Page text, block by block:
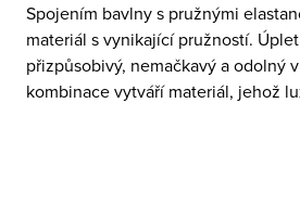
Spojením bavlny s pružnými
materiál s vynikající pružností.
přizpůsobivý, nemačkavý a odolný
kombinace vytváří materiál, jehož